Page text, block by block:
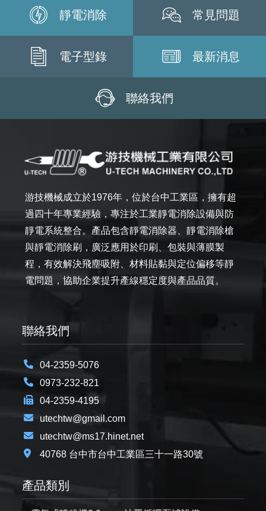
靜電消除 常見問題
電子型錄 最新消息
聯絡我們
游技機械成立於1976年，位於台中工業區，擁有超
過四十年專業經驗，專注於工業靜電消除設備與防
靜電系統整合。產品包含靜電消除器、靜電消除槍
與靜電消除刷，廣泛應用於印刷、包裝與薄膜製
程，有效解決飛塵吸附、材料貼黏與定位偏移等靜
電問題，協助企業提升產線穩定度與產品品質。
聯絡我們
04-2359-5076
0973-232-821
04-2359-4195
utechtw@gmail.com
utechtw@ms17.hinet.net
40768 台中市台中工業區三十一路30號
產品類別